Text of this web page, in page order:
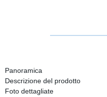
Panoramica
Descrizione del prodotto
Foto dettagliate